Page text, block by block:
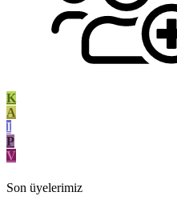
K
A
I
P
V
Son üyelerimiz